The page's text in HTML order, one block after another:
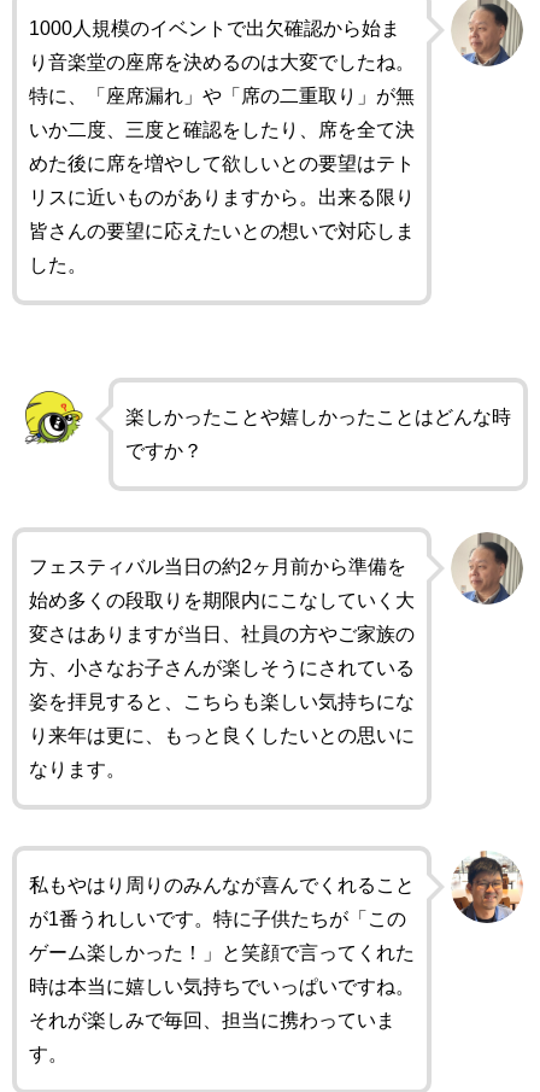
1000人規模のイベントで出欠確認から始ま
り音楽堂の座席を決めるのは大変でしたね。
特に、「座席漏れ」や「席の二重取り」が無
いか二度、三度と確認をしたり、席を全て決
めた後に席を増やして欲しいとの要望はテト
リスに近いものがありますから。出来る限り
皆さんの要望に応えたいとの想いで対応しま
した。
楽しかったことや嬉しかったことはどんな時
ですか？
フェスティバル当日の約2ヶ月前から準備を
始め多くの段取りを期限内にこなしていく大
変さはありますが当日、社員の方やご家族の
方、小さなお子さんが楽しそうにされている
姿を拝見すると、こちらも楽しい気持ちにな
り来年は更に、もっと良くしたいとの思いに
なります。
私もやはり周りのみんなが喜んでくれること
が1番うれしいです。特に子供たちが「この
ゲーム楽しかった！」と笑顔で言ってくれた
時は本当に嬉しい気持ちでいっぱいですね。
それが楽しみで毎回、担当に携わっていま
す。